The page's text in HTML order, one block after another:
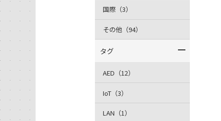
国際（3）
その他（94）
タグ
AED（12）
IoT（3）
LAN（1）